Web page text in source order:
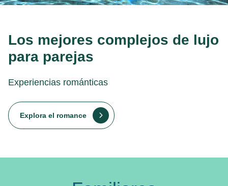
Los mejores complejos de lujo
para parejas
Experiencias románticas
Explora el romance